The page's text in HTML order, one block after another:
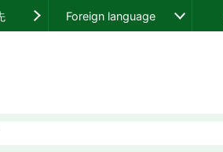
Foreign language